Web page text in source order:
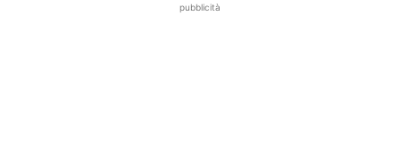
pubblicità